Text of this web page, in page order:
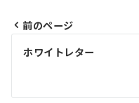
投
ナ
前のページ
ホワイトレター